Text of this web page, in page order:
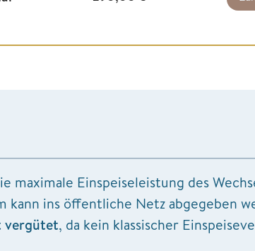
maximale Einspeiseleistung des
kann ins öffentliche Netz abgegeben
vergütet, da kein klassischer